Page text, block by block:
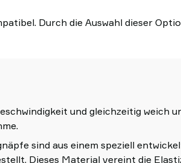
Durch die Auswahl dieser
und gleichzeitig weich
sind aus einem speziell
Dieses Material vereint die